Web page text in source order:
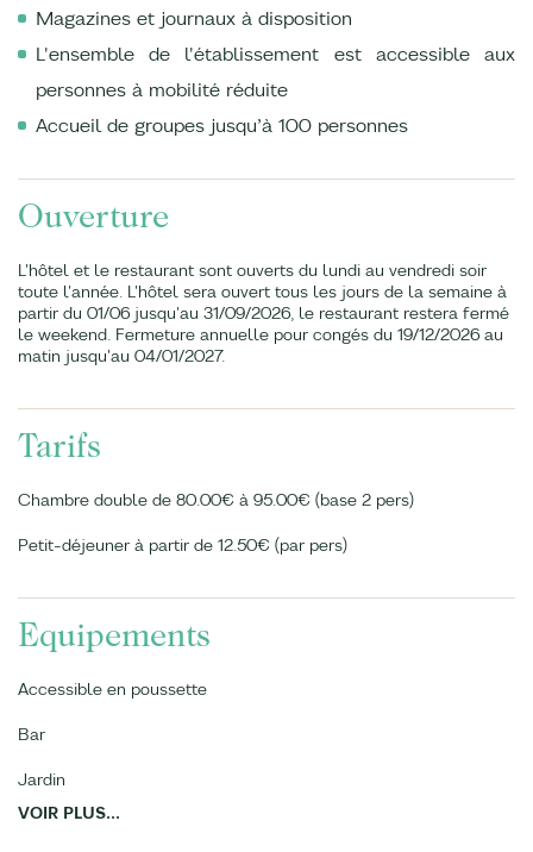
Magazines et journaux à disposition
L'ensemble de l'établissement est accessible aux
personnes à mobilité réduite
Accueil de groupes jusqu’à 100 personnes
Ouverture
L'hôtel et le restaurant sont ouverts du lundi au vendredi soir
toute l'année. L'hôtel sera ouvert tous les jours de la semaine à
partir du 01/06 jusqu'au 31/09/2026, le restaurant restera fermé
le weekend. Fermeture annuelle pour congés du 19/12/2026 au
matin jusqu'au 04/01/2027.
Tarifs
Chambre double de 80.00€ à 95.00€ (base 2 pers)
Petit-déjeuner à partir de 12.50€ (par pers)
Equipements
Accessible en poussette
Bar
Jardin
VOIR PLUS...